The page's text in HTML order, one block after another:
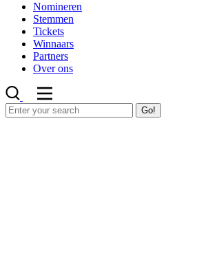
Nomineren
Stemmen
Tickets
Winnaars
Partners
Over ons
Go!